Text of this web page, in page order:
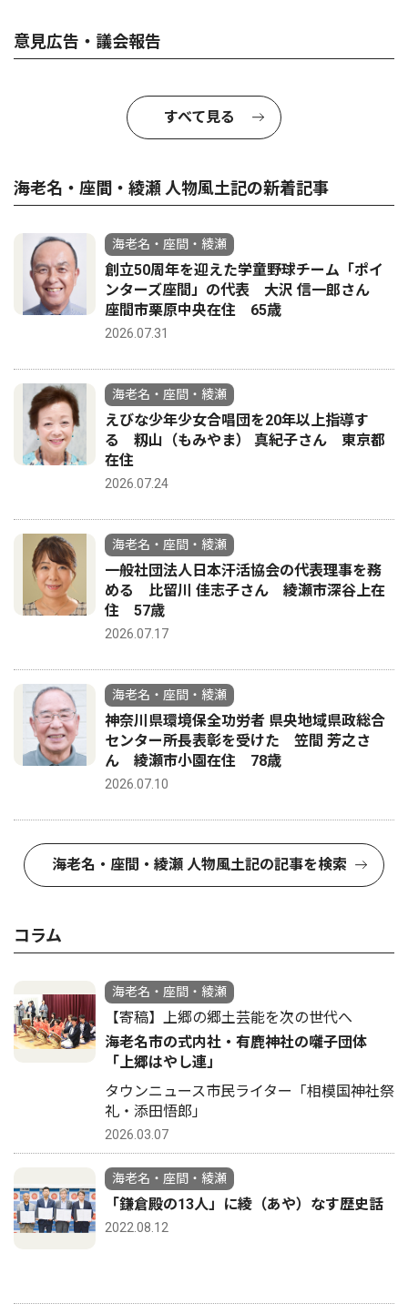
意見広告・議会報告
すべて見る
海老名・座間・綾瀬 人物風土記の新着記事
海老名・座間・綾瀬
創立50周年を迎えた学童野球チーム「ポイ
ンターズ座間」の代表 大沢 信一郎さん
座間市栗原中央在住 65歳
2026.07.31
海老名・座間・綾瀬
えびな少年少女合唱団を20年以上指導す
る 籾山（もみやま） 真紀子さん 東京都
在住
2026.07.24
海老名・座間・綾瀬
一般社団法人日本汗活協会の代表理事を務
める 比留川 佳志子さん 綾瀬市深谷上在
住 57歳
2026.07.17
海老名・座間・綾瀬
神奈川県環境保全功労者 県央地域県政総合
センター所長表彰を受けた 笠間 芳之さ
ん 綾瀬市小園在住 78歳
2026.07.10
海老名・座間・綾瀬 人物風土記の記事を検索
コラム
海老名・座間・綾瀬
【寄稿】上郷の郷土芸能を次の世代へ
海老名市の式内社・有鹿神社の囃子団体
「上郷はやし連」
タウンニュース市民ライター「相模国神社祭
礼・添田悟郎」
2026.03.07
海老名・座間・綾瀬
「鎌倉殿の13人」に綾（あや）なす歴史話
2022.08.12